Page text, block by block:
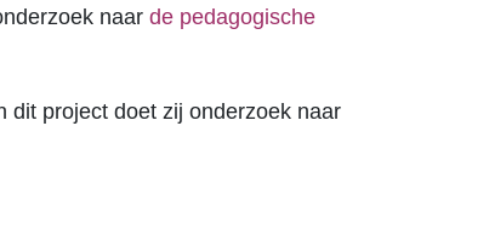
naar de pedagogische
dit project doet zij onderzoek naar